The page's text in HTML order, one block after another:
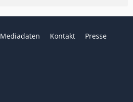
Mediadaten Kontakt Presse